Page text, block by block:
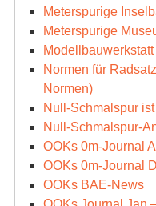
Meterspurige
Meterspurige
Normen für
Normen)
Null-Schmalspur
Null-Schmalspur-
OOKs 0m-Journal
OOKs 0m-Journal
OOKs BAE-News